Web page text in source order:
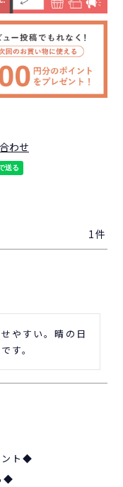
わせ
1
やすい。晴の日
す。
ント◆
◆